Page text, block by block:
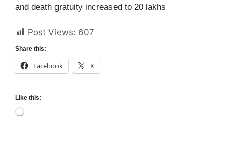
and death gratuity increased to 20 lakhs
Post Views: 607
Share this:
Facebook X
Like this:
Loading…